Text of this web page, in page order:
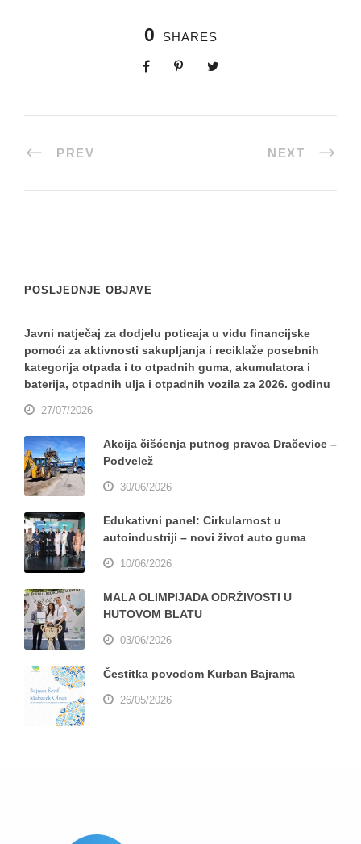
0 SHARES
PREV NEXT
POSLJEDNJE OBJAVE
Javni natječaj za dodjelu poticaja u vidu financijske
pomoći za aktivnosti sakupljanja i reciklaže posebnih
kategorija otpada i to otpadnih guma, akumulatora i
baterija, otpadnih ulja i otpadnih vozila za 2026. godinu
27/07/2026
Akcija čišćenja putnog pravca Dračevice –
Podvelež
30/06/2026
Edukativni panel: Cirkularnost u
autoindustriji – novi život auto guma
10/06/2026
MALA OLIMPIJADA ODRŽIVOSTI U
HUTOVOM BLATU
03/06/2026
Čestitka povodom Kurban Bajrama
26/05/2026